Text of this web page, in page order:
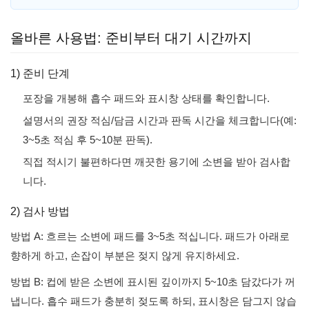
올바른 사용법: 준비부터 대기 시간까지
1) 준비 단계
포장을 개봉해 흡수 패드와 표시창 상태를 확인합니다.
설명서의 권장 적심/담금 시간과 판독 시간을 체크합니다(예:
3~5초 적심 후 5~10분 판독).
직접 적시기 불편하다면 깨끗한 용기에 소변을 받아 검사합
니다.
2) 검사 방법
방법 A: 흐르는 소변에 패드를 3~5초 적십니다. 패드가 아래로
향하게 하고, 손잡이 부분은 젖지 않게 유지하세요.
방법 B: 컵에 받은 소변에 표시된 깊이까지 5~10초 담갔다가 꺼
냅니다. 흡수 패드가 충분히 젖도록 하되, 표시창은 담그지 않습